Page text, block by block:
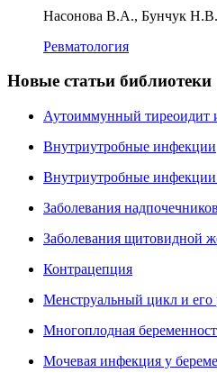
Насонова В.А., Бунчук Н.В.
Ревматология
Новые статьи библиотеки
Аутоиммунный тиреоидит
Внутриутробные инфекции
Внутриутробные
Заболевания
Заболевания щитовидной
Контрацепция
Менструальный цикл и его
Многоплодная
Мочевая инфекция у